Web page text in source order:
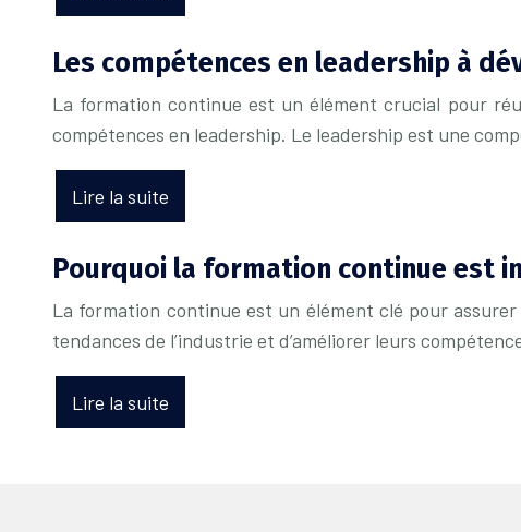
Les compétences en leadership à
La formation continue est un élément crucial pour
compétences en leadership. Le leadership est une
Lire la suite
Pourquoi la formation continue est
La formation continue est un élément clé pour
tendances de l’industrie et d’améliorer leurs
Lire la suite